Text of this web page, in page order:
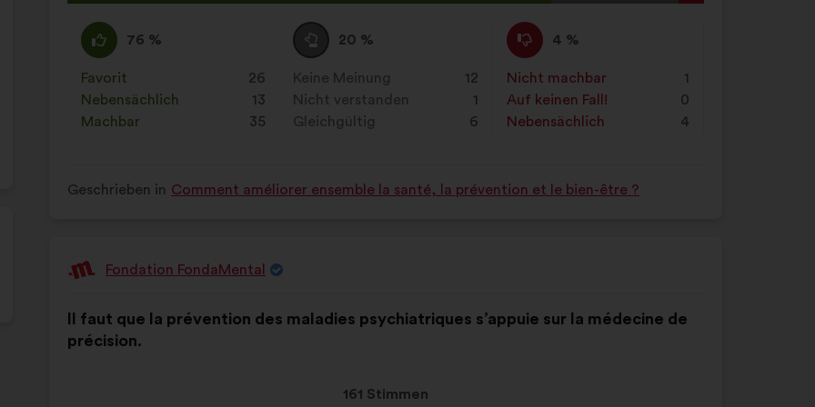
das
Suchfeld
und
klicke
Vorschlag
Ich
stimme
zu
:
76 %
Dieser
Vorschlag
wurde
eingeordnet
in:
Favorit
: 26
mal
Nebensächlich
: 13
mal
Machbar
: 35
mal
Neutral
:
20 %
Dieser
Vorschlag
wurde
eingeordnet
in:
Keine Meinung
: 12
mal
Nicht verstanden
: 1
mal
Gleichgültig
: 6
mal
Ich
stimme
nicht
zu
:
4 %
Dieser
Vorschlag
wurde
eingeordnet
in:
Nicht machbar
: 1
mal
Auf keinen Fall!
: 0
mal
Nebensächlich
: 4
mal
Geschrieben in Comment améliorer ensemble la santé, la prévention et le bien-être ?
Vorschlag
Fondation FondaMental
des
Vorschlags:
Il faut que la prévention des maladies psychiatriques s’appuie sur la médecine de
précision.
Dieser
161 Stimmen
folgender
Aufteilung: